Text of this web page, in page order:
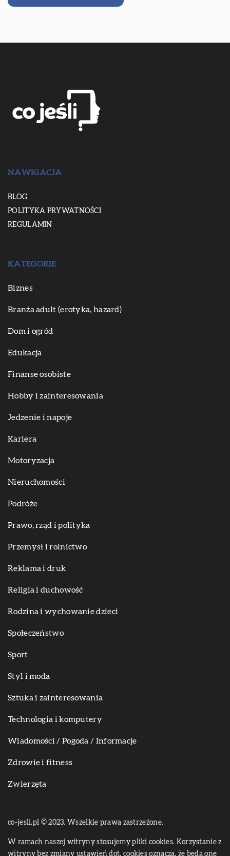
NAWIGACJA
BLOG
POLITYKA PRYWATNOŚCI
REGULAMIN
KATEGORIE
Biznes
Branża adult (erotyka, hazard)
Dom i ogród
Edukacja
Finanse osobiste
Hobby i zainteresowania
Jedzenie i napoje
Kariera
Motoryzacja
Nieruchomości
Podróże
Prawo, rząd i polityka
Przemysł i rolnictwo
Reklama i druk
Religia i duchowość
Rodzina i wychowanie dzieci
Społeczeństwo
Sport
Styl i moda
Sztuka i zainteresowania
Technologia i komputery
Wiadomości / Pogoda / Informacje
Zdrowie i fitness
Zwierzęta
co-jesli.pl © 2023. Wszelkie prawa zastrzeżone.
W ramach naszej witryny stosujemy pliki cookies. Korzystanie z
witryny bez zmiany ustawień dot. cookies oznacza, że będą one